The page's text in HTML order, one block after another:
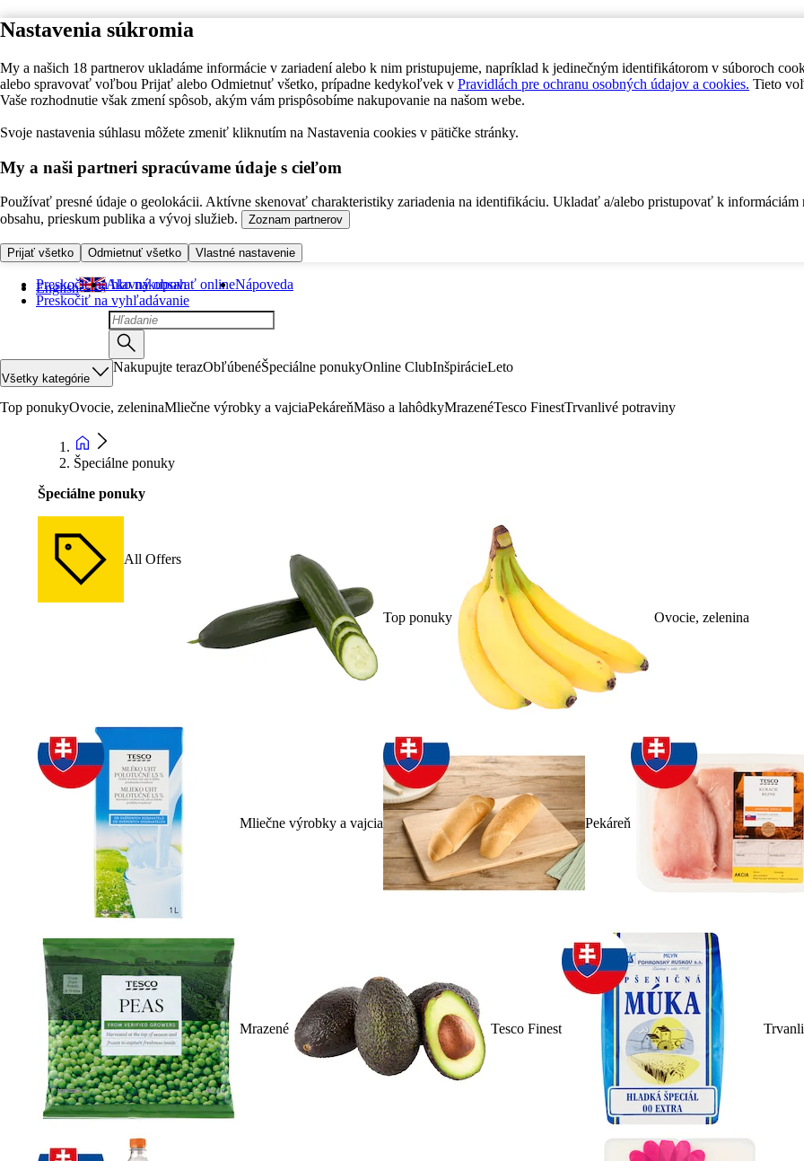
Nastavenia súkromia
My a našich 18 partnerov ukladáme informácie v zariadení alebo k nim pristupujeme, napríklad k jedinečným identifikátorom v súboroch
alebo spravovať voľbou Prijať alebo Odmietnuť všetko, prípadne kedykoľvek v Pravidlách pre ochranu osobných údajov a cookies. Tieto
Vaše rozhodnutie však zmení spôsob, akým vám prispôsobíme nakupovanie na našom webe.
Svoje nastavenia súhlasu môžete zmeniť kliknutím na Nastavenia cookies v pätičke stránky.
My a naši partneri spracúvame údaje s cieľom
Používať presné údaje o geolokácii. Aktívne skenovať charakteristiky zariadenia na identifikáciu. Ukladať a/alebo pristupovať k informáciám
obsahu, prieskum publika a vývoj služieb.
Zoznam partnerov
Prijať všetko Odmietnuť všetko Vlastné nastavenie
Preskočiť na hlavný obsah
Preskočiť na vyhľadávanie
English Ako nakupovať onlineNápoveda
Všetky kategórie
Nakupujte terazObľúbenéŠpeciálne ponukyOnline ClubInšpirácieLeto
Top ponukyOvocie, zeleninaMliečne výrobky a vajciaPekáreňMäso a lahôdkyMrazenéTesco FinestTrvanlivé potraviny
Špeciálne ponuky
Špeciálne ponuky
All Offers
Top ponuky Ovocie, zelenina
Mliečne výrobky a vajcia Pekáreň
Mrazené Tesco Finest